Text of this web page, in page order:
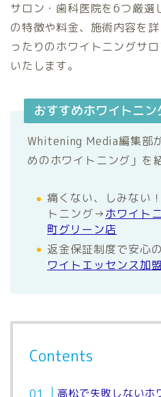
サロン・歯科医院を6つ厳選
の特徴や料金、施術内容を
ったりのホワイトニングサ
いたします。
おすすめホワイトニン
Whitening Media編集部
めのホワイトニング」を
痛くない、しみない
トニング→ホワイト
町グリーン店
返金保証制度で安心
ワイトエッセンス加
Contents
高松で失敗しないホ